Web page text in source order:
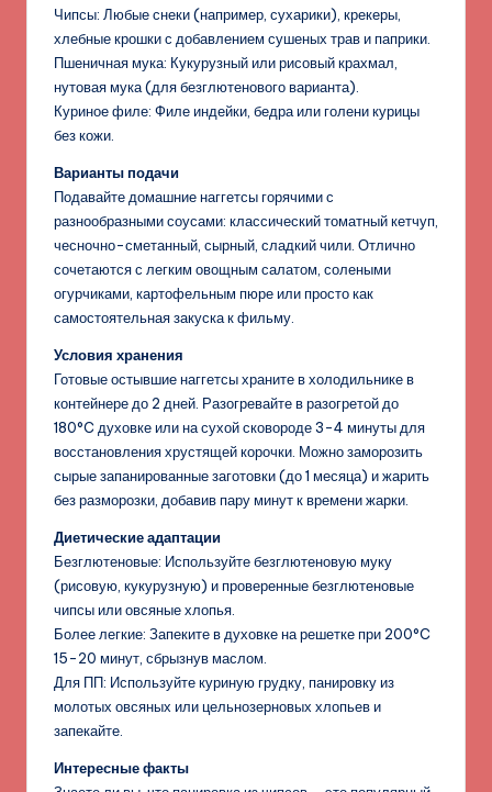
Чипсы: Любые снеки (например, сухарики), крекеры,
хлебные крошки с добавлением сушеных трав и паприки.
Пшеничная мука: Кукурузный или рисовый крахмал,
нутовая мука (для безглютенового варианта).
Куриное филе: Филе индейки, бедра или голени курицы
без кожи.
Варианты подачи
Подавайте домашние наггетсы горячими с
разнообразными соусами: классический томатный кетчуп,
чесночно-сметанный, сырный, сладкий чили. Отлично
сочетаются с легким овощным салатом, солеными
огурчиками, картофельным пюре или просто как
самостоятельная закуска к фильму.
Условия хранения
Готовые остывшие наггетсы храните в холодильнике в
контейнере до 2 дней. Разогревайте в разогретой до
180°C духовке или на сухой сковороде 3-4 минуты для
восстановления хрустящей корочки. Можно заморозить
сырые запанированные заготовки (до 1 месяца) и жарить
без разморозки, добавив пару минут к времени жарки.
Диетические адаптации
Безглютеновые: Используйте безглютеновую муку
(рисовую, кукурузную) и проверенные безглютеновые
чипсы или овсяные хлопья.
Более легкие: Запеките в духовке на решетке при 200°C
15-20 минут, сбрызнув маслом.
Для ПП: Используйте куриную грудку, панировку из
молотых овсяных или цельнозерновых хлопьев и
запекайте.
Интересные факты